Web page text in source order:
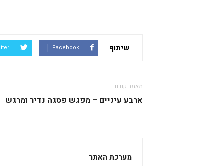
שיתוף Facebook
מאמר קודם
ארבע עיניים – מפגש פסגה נדיר ומרגש
מערכת האתר